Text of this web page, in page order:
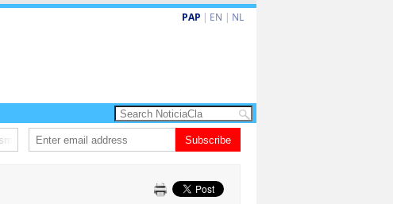
PAP | EN | NL
ta bishita barionan pa atende kehonan di ciudadano
Subscribe